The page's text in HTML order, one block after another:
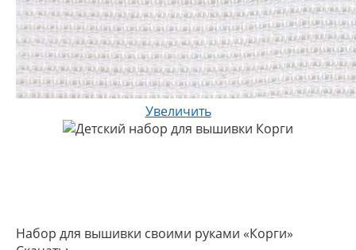
Увеличить
Набор для вышивки своими руками «Корги»